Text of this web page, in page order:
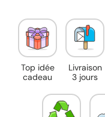
Top idée
cadeau
Livraison
3 jours